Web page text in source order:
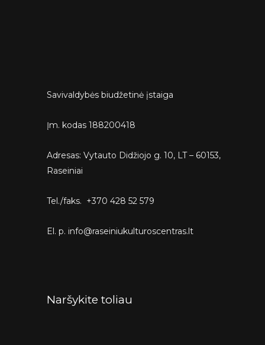
Savivaldybės biudžetinė įstaiga
Įm. kodas 188200418
Adresas: Vytauto Didžiojo g. 10, LT – 60153,
Raseiniai
Tel./faks. +370 428 52 579
El. p. info@raseiniukulturoscentras.lt
Naršykite toliau